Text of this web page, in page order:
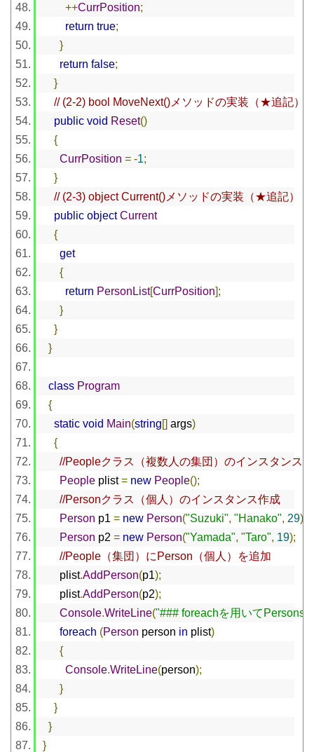
++CurrPosition;
return true;
}
return false;
}
// (2-2) bool MoveNext()メソッドの実装（★追記）
public void Reset()
{
CurrPosition = -1;
}
// (2-3) object Current()メソッドの実装（★追記）
public object Current
{
get
{
return PersonList[CurrPosition];
}
}
}
class Program
{
static void Main(string[] args)
{
//Peopleクラス（複数人の集団）のインスタンス
People plist = new People();
//Personクラス（個人）のインスタンス作成
Person p1 = new Person("Suzuki", "Hanako", 29);
Person p2 = new Person("Yamada", "Taro", 19);
//People（集団）にPerson（個人）を追加
      plist
.AddPerson(p1);
      plist
.AddPerson(p2);
Console.WriteLine("### foreachを用いてPersons
foreach (Person person in plist)
{
Console.WriteLine(person);
}
}
}
}